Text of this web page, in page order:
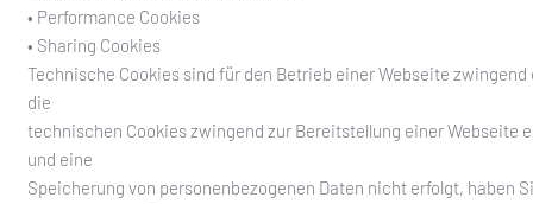
• Performance Cookies
• Sharing Cookies
Technische Cookies sind für den Betrieb einer Webseite zwingend
die
technischen Cookies zwingend zur Bereitstellung einer Webseite
und eine
Speicherung von personenbezogenen Daten nicht erfolgt, haben